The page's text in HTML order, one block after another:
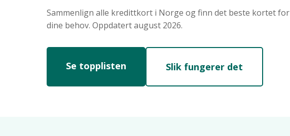
Sammenlign alle kredittkort i Norge og finn det beste kortet for
dine behov. Oppdatert august 2026.
Se topplisten Slik fungerer det